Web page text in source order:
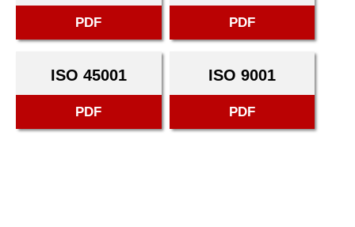
PDF PDF
ISO 45001
PDF
ISO 9001
PDF